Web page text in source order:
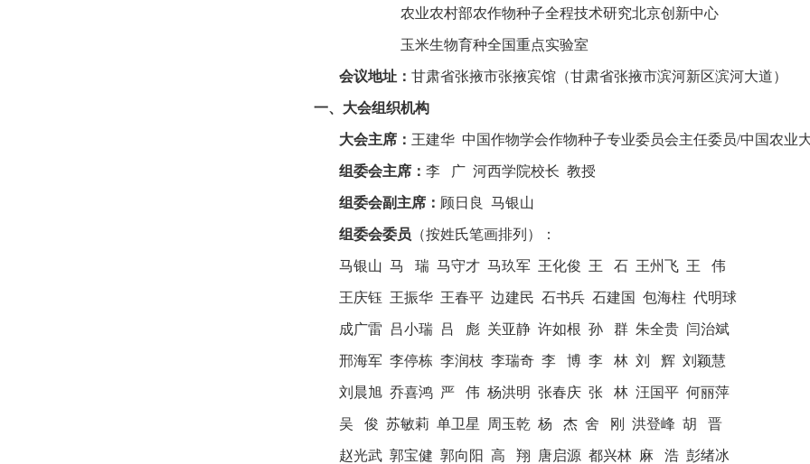
农业农村部农作物种子全程技术研究北京创新中心
玉米生物育种全国重点实验室
会议地址： 甘肃省张掖市张掖宾馆（甘肃省张掖市滨河新区滨河大道）
一、大会组织机构
大会主席： 王建华 中国作物学会作物种子专业委员会主任委员/中国农业
组委会主席： 李 广 河西学院校长 教授
组委会副主席： 顾日良 马银山
组委会委员 （按姓氏笔画排列）：
马银山 马 瑞 马守才 马玖军 王化俊 王 石 王州飞 王 伟
王庆钰 王振华 王春平 边建民 石书兵 石建国 包海柱 代明球
成广雷 吕小瑞 吕 彪 关亚静 许如根 孙 群 朱全贵 闫治斌
邢海军 李停栋 李润枝 李瑞奇 李 博 李 林 刘 辉 刘颖慧
刘晨旭 乔喜鸿 严 伟 杨洪明 张春庆 张 林 汪国平 何丽萍
吴 俊 苏敏莉 单卫星 周玉乾 杨 杰 舍 刚 洪登峰 胡 晋
赵光武 郭宝健 郭向阳 高 翔 唐启源 都兴林 麻 浩 彭绪冰